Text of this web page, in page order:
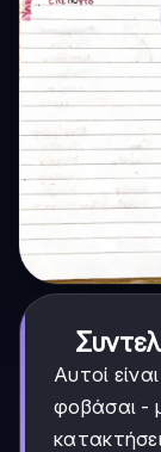
Αυτοί
φοβάσαι -